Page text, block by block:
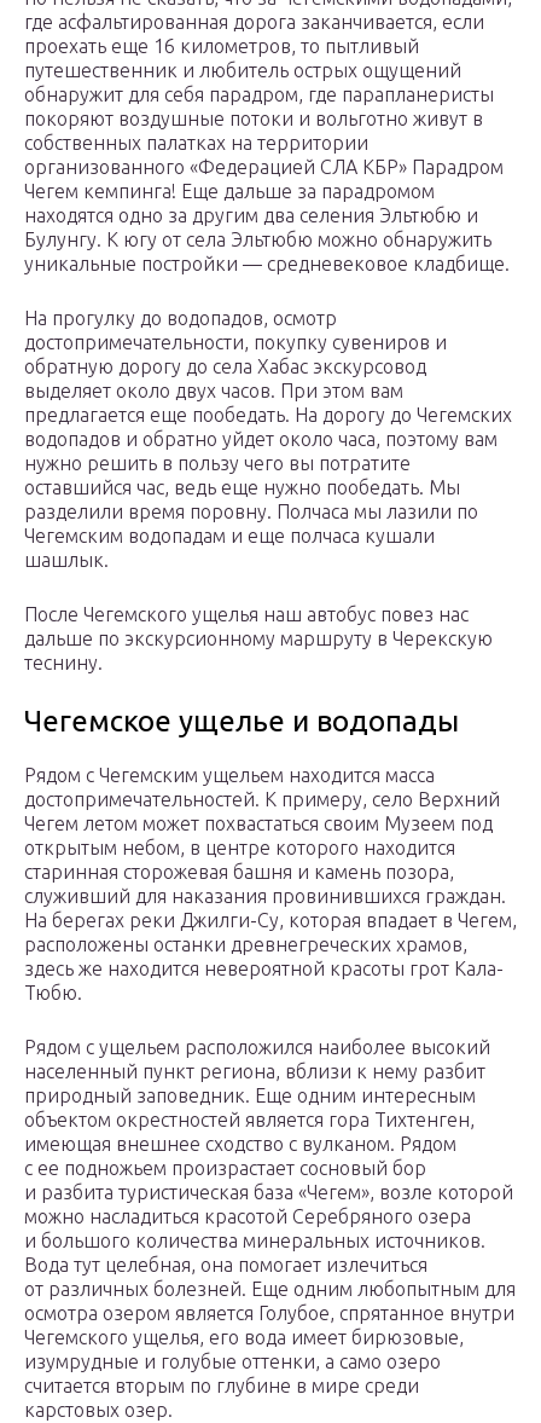
где асфальтированная дорога заканчивается, если
проехать еще 16 километров, то пытливый
путешественник и любитель острых ощущений
обнаружит для себя парадром, где парапланеристы
покоряют воздушные потоки и вольготно живут в
собственных палатках на территории
организованного «Федерацией СЛА КБР» Парадром
Чегем кемпинга! Еще дальше за парадромом
находятся одно за другим два селения Эльтюбю и
Булунгу. К югу от села Эльтюбю можно обнаружить
уникальные постройки — средневековое кладбище.
На прогулку до водопадов, осмотр
достопримечательности, покупку сувениров и
обратную дорогу до села Хабас экскурсовод
выделяет около двух часов. При этом вам
предлагается еще пообедать. На дорогу до Чегемских
водопадов и обратно уйдет около часа, поэтому вам
нужно решить в пользу чего вы потратите
оставшийся час, ведь еще нужно пообедать. Мы
разделили время поровну. Полчаса мы лазили по
Чегемским водопадам и еще полчаса кушали
шашлык.
После Чегемского ущелья наш автобус повез нас
дальше по экскурсионному маршруту в Черекскую
теснину.
Чегемское ущелье и водопады
Рядом с Чегемским ущельем находится масса
достопримечательностей. К примеру, село Верхний
Чегем летом может похвастаться своим Музеем под
открытым небом, в центре которого находится
старинная сторожевая башня и камень позора,
служивший для наказания провинившихся граждан.
На берегах реки Джилги-Су, которая впадает в Чегем,
расположены останки древнегреческих храмов,
здесь же находится невероятной красоты грот Кала-
Тюбю.
Рядом с ущельем расположился наиболее высокий
населенный пункт региона, вблизи к нему разбит
природный заповедник. Еще одним интересным
объектом окрестностей является гора Тихтенген,
имеющая внешнее сходство с вулканом. Рядом
с ее подножьем произрастает сосновый бор
и разбита туристическая база «Чегем», возле которой
можно насладиться красотой Серебряного озера
и большого количества минеральных источников.
Вода тут целебная, она помогает излечиться
от различных болезней. Еще одним любопытным для
осмотра озером является Голубое, спрятанное внутри
Чегемского ущелья, его вода имеет бирюзовые,
изумрудные и голубые оттенки, а само озеро
считается вторым по глубине в мире среди
карстовых озер.